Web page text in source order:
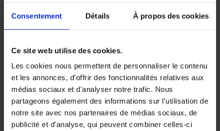
Consentement Détails À propos des cookies
Ce site web utilise des cookies.
Les cookies nous permettent de personnaliser le contenu
et les annonces, d'offrir des fonctionnalités relatives aux
médias sociaux et d'analyser notre trafic. Nous
partageons également des informations sur l'utilisation de
notre site avec nos partenaires de médias sociaux, de
publicité et d'analyse, qui peuvent combiner celles-ci
Filters